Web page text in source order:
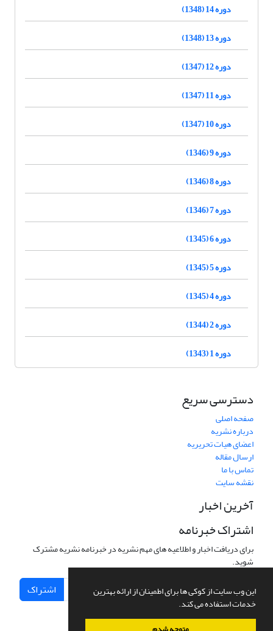
این وب سایت از کوکی ها برای اطمینان از ارائه بهترین
خدمات استفاده می کند.
دوره 14 (1348)
دوره 13 (1348)
دوره 12 (1347)
دوره 11 (1347)
دوره 10 (1347)
دوره 9 (1346)
دوره 8 (1346)
دوره 7 (1346)
دوره 6 (1345)
دوره 5 (1345)
دوره 4 (1345)
دوره 2 (1344)
دوره 1 (1343)
دسترسی سریع
صفحه اصلی
درباره نشریه
اعضای هیات تحریریه
ارسال مقاله
تماس با ما
نقشه سایت
آخرین اخبار
اشتراک خبرنامه
برای دریافت اخبار و اطلاعیه های مهم نشریه در خبرنامه نشریه مشترک
شوید.
اشتراک